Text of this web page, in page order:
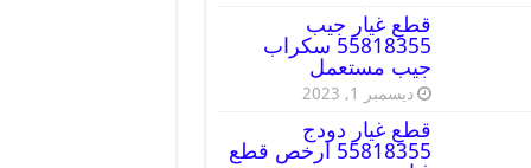
قطع غيار جيب
55818355 سكراب
جيب مستعمل
ديسمبر 1, 2023
قطع غيار دودج
55818355 ارخص قطع